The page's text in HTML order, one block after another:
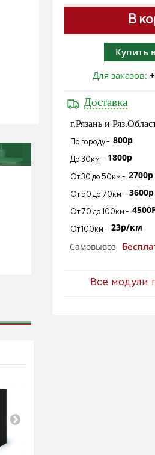
В
Купить
Для заказов:
Доставка
г.Рязань и
По городу - 800р
До 30км - 1800р
От 30 до 50км - 2700р
От 50 до 70км - 3600р
От 70 до 100км -
От 100км - 23р/км
Самовывоз
Все модули